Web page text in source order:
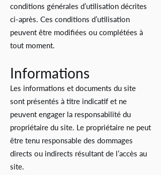
conditions générales d’utilisation décrites
ci-après. Ces conditions d’utilisation
peuvent être modifiées ou complétées à
tout moment.
Informations
Les informations et documents du site
sont présentés à titre indicatif et ne
peuvent engager la responsabilité du
propriétaire du site. Le propriétaire ne peut
être tenu responsable des dommages
directs ou indirects résultant de l’accès au
site.